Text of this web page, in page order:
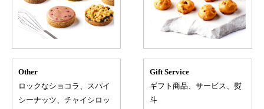
Other
ロックなショコラ、スパイ
シーナッツ、チャイシロッ
Gift Service
ギフト商品、サービス、熨
斗